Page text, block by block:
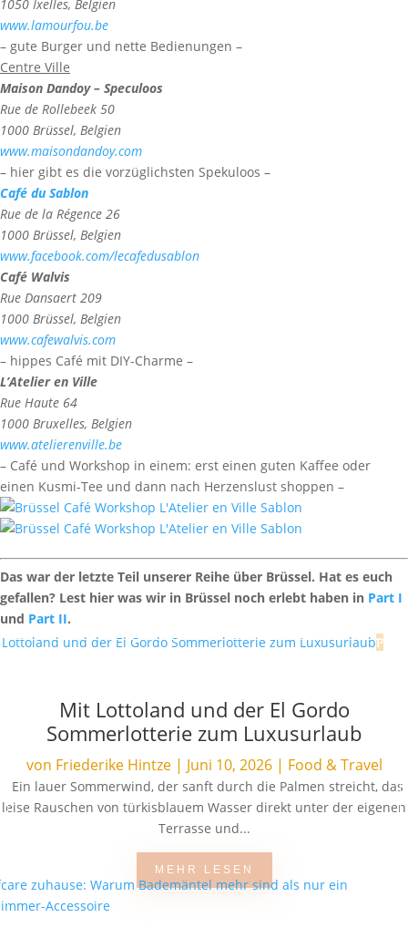
1050 Ixelles, Belgien
www.lamourfou.be
– gute Burger und nette Bedienungen –
Centre Ville
Maison Dandoy – Speculoos
Rue de Rollebeek 50
1000 Brüssel, Belgien
www.maisondandoy.com
– hier gibt es die vorzüglichsten Spekuloos –
Café du Sablon
Rue de la Régence 26
1000 Brüssel, Belgien
www.facebook.com/lecafedusablon
Café Walvis
Rue Dansaert 209
1000 Brüssel, Belgien
www.cafewalvis.com
– hippes Café mit DIY-Charme –
L’Atelier en Ville
Rue Haute 64
1000 Bruxelles, Belgien
www.atelierenville.be
– Café und Workshop in einem: erst einen guten Kaffee oder
einen Kusmi-Tee und dann nach Herzenslust shoppen –
Das war der letzte Teil unserer Reihe über Brüssel. Hat es euch
gefallen? Lest hier was wir in Brüssel noch erlebt haben in Part I
und Part II.
Mit Lottoland und der El Gordo
Sommerlotterie zum Luxusurlaub
von Friederike Hintze| Juni 10, 2026| Food & Travel
Ein lauer Sommerwind, der sanft durch die Palmen streicht, das
leise Rauschen von türkisblauem Wasser direkt unter der eigenen
Terrasse und...
MEHR LESEN